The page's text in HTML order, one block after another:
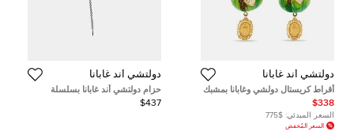
دولتشي أند غابانا
أقراط كريستال دولشي وغابانا بمشبك
على شكل تين
$338
السعر المبدئي: $775
السعر المُخفض
دولتشي أند غابانا
حزام دولتشي أند غابانا بسلسلة
كريستال فضي اللون
$437